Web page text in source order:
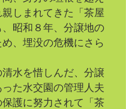
しまれてきた「茶屋
昭和８年、分譲地の
、埋没の危機にさら
水を惜しんだ、分譲
た水交園の管理人夫
護に努力されて「茶